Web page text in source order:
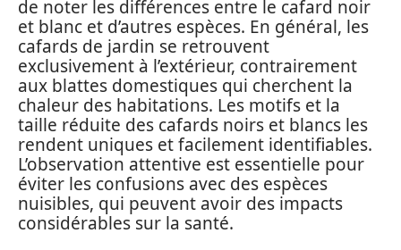
de noter les différences entre le cafard noir
et blanc et d’autres espèces. En général, les
cafards de jardin se retrouvent
exclusivement à l’extérieur, contrairement
aux blattes domestiques qui cherchent la
chaleur des habitations. Les motifs et la
taille réduite des cafards noirs et blancs les
rendent uniques et facilement identifiables.
L’observation attentive est essentielle pour
éviter les confusions avec des espèces
nuisibles, qui peuvent avoir des impacts
considérables sur la santé.